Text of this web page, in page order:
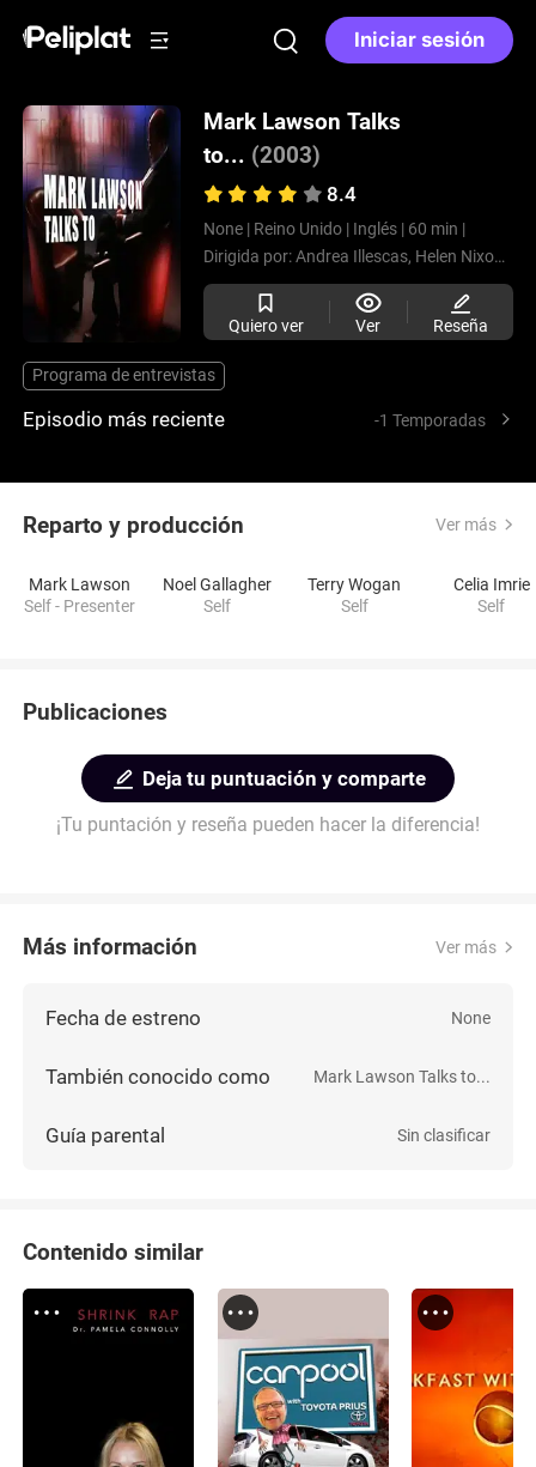
Iniciar sesión
Mark Lawson Talks
to... (2003)
8.4
None | Reino Unido | Inglés | 60 min |
Dirigida por:Andrea Illescas, Helen Nixon,
Quiero ver Ver Reseña
Programa de entrevistas
Episodio más reciente -1 Temporadas
Reparto y producción Ver más
Mark Lawson
Self - Presenter
Noel Gallagher
Self
Terry Wogan
Self
Celia Imrie
Self
Publicaciones
Deja tu puntuación y comparte
¡Tu puntación y reseña pueden hacer la diferencia!
Más información Ver más
Fecha de estreno None
También conocido como Mark Lawson Talks to...
Guía parental Sin clasificar
Contenido similar